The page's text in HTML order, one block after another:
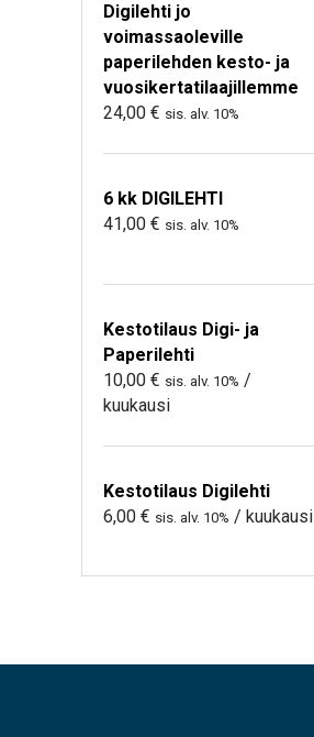
Digilehti jo
voimassaoleville
paperilehden kesto- ja
vuosikertatilaajillemme
24,00 € sis. alv. 10%
6 kk DIGILEHTI
41,00 € sis. alv. 10%
Kestotilaus Digi- ja
Paperilehti
10,00 € sis. alv. 10% /
kuukausi
Kestotilaus Digilehti
6,00 € sis. alv. 10% / kuukausi